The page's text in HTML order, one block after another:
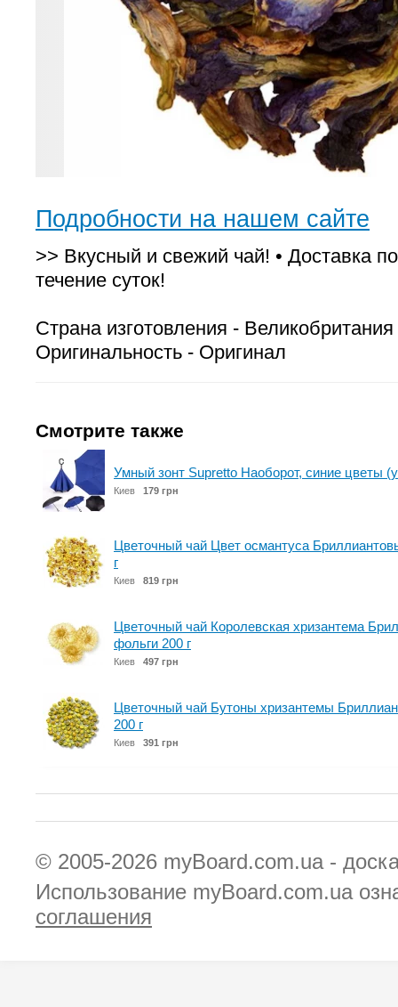
Подробности на нашем сайте
>> Вкусный и свежий чай! • Доставка
течение суток!
Страна изготовления - Великобритания
Оригинальность - Оригинал
Смотрите также
Умный зонт Supretto Наоборот, синие цветы
Киев 179 грн
Цветочный чай Цвет османтуса
г
Киев 819 грн
Цветочный чай Королевская хризантема
фольги 200 г
Киев 497 грн
Цветочный чай Бутоны хризантемы
200 г
Киев 391 грн
© 2005-2026 myBoard.com.ua -
Использование myBoard.com.ua
соглашения